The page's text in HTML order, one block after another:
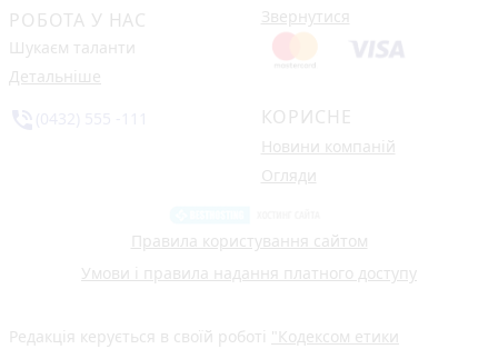
РОБОТА У НАС
Шукаєм таланти
Детальніше
Звернутися
КОРИСНЕ
Новини компаній
Огляди
Правила користування сайтом
Умови і правила надання платного доступу
Редакція керується в своїй роботі "Кодексом етики